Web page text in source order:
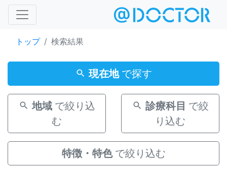
トップ 検索結果
現在地 で探す
地域 で絞り込
む
診療科目 で絞
り込む
特徴・特色 で絞り込む